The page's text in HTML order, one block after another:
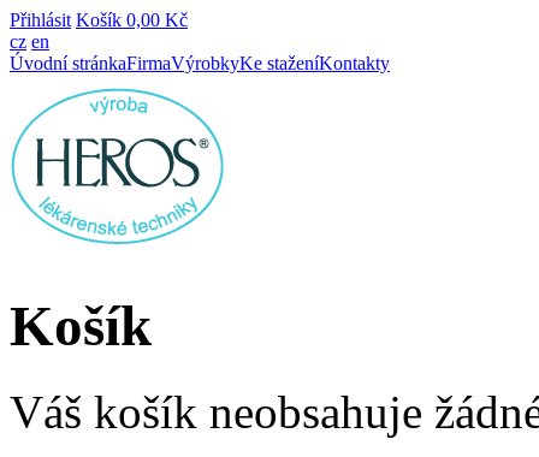
Přihlásit Košík 0,00 Kč
cz en
Úvodní stránkaFirmaVýrobkyKe staženíKontakty
Košík
Váš košík neobsahuje